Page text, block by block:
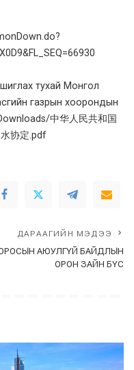
тухай Монгол
газрын хоорондын
中华人民共和国
协定.pdf
ДАРААГИЙН МЭДЭЭ
АЮУЛГҮЙ БАЙДЛЫН
ОРОН ЗАЙН БҮС